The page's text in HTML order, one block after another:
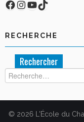
Facebook
Compte Instagram
YouTube
TikTok
RECHERCHE
Rechercher :
© 2026 L'École du